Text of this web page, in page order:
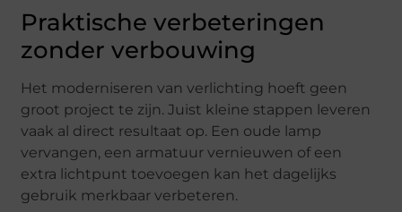
Praktische verbeteringen
zonder verbouwing
Het moderniseren van verlichting hoeft geen
groot project te zijn. Juist kleine stappen leveren
vaak al direct resultaat op. Een oude lamp
vervangen, een armatuur vernieuwen of een
extra lichtpunt toevoegen kan het dagelijks
gebruik merkbaar verbeteren.